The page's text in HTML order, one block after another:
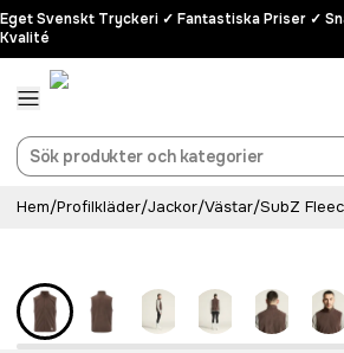
Eget Svenskt Tryckeri ✓ Fantastiska Priser ✓
Kvalité
Hem/Profilkläder/Jackor/Västar/SubZ